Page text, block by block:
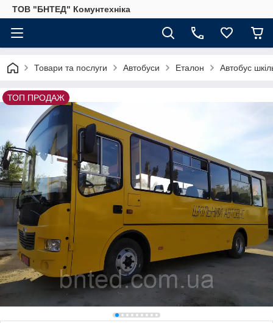
ТОВ "БНТЕД" Комунтехніка
Товари та послуги Автобуси Еталон Автобус
ТОП ПРОДАЖ